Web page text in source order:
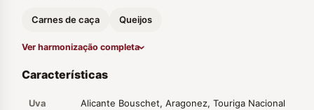
Carnes de caça Queijos
Ver harmonização completa
Características
Uva Alicante Bouschet, Aragonez, Touriga Nacional